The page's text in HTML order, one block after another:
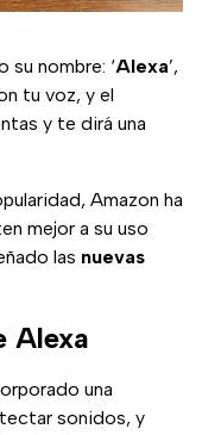
nombre: ‘Alexa’,
tu voz, y el
y te dirá una
Amazon ha
mejor a su uso
las nuevas
Alexa
una
sonidos, y